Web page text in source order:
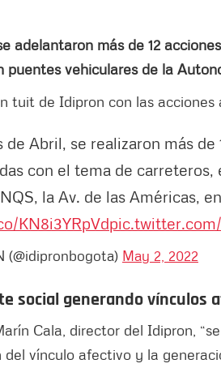
adelantaron más de 12
puentes vehiculares de la
tuit de Idipron con las
de Abril, se realizaron más
con el tema de
la Av. de las Américas,
KN8i3YRpVd
(@idipronbogota) May 2, 2022
social generando vínculos
Cala, director del Idipron,
del vínculo afectivo y la